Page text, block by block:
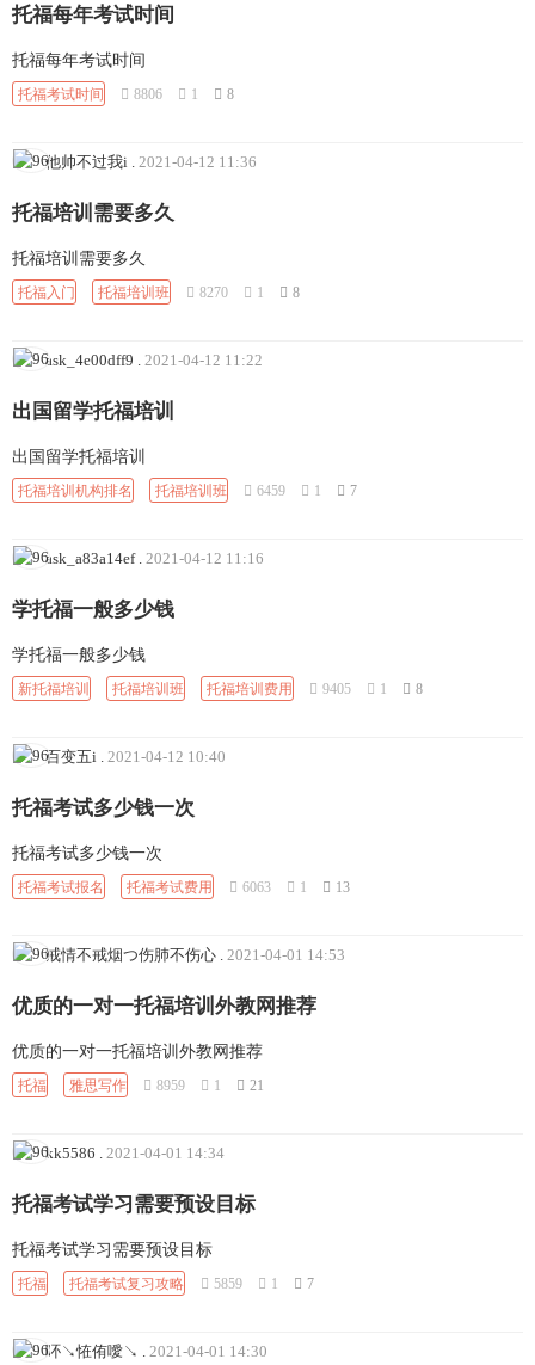
托福每年考试时间
托福每年考试时间
托福考试时间 8806 1 8
他帅不过我i 2021-04-12 11:36
托福培训需要多久
托福培训需要多久
托福入门 托福培训班 8270 1 8
ask_4e00dff9 2021-04-12 11:22
出国留学托福培训
出国留学托福培训
托福培训机构排名 托福培训班 6459 1 7
ask_a83a14ef 2021-04-12 11:16
学托福一般多少钱
学托福一般多少钱
新托福培训 托福培训班 托福培训费用 9405 1 8
百变五i 2021-04-12 10:40
托福考试多少钱一次
托福考试多少钱一次
托福考试报名 托福考试费用 6063 1 13
戒情不戒烟つ伤肺不伤心 2021-04-01 14:53
优质的一对一托福培训外教网推荐
优质的一对一托福培训外教网推荐
托福 雅思写作 8959 1 21
kk5586 2021-04-01 14:34
托福考试学习需要预设目标
托福考试学习需要预设目标
托福 托福考试复习攻略 5859 1 7
吥↘恠侑噯↘ 2021-04-01 14:30